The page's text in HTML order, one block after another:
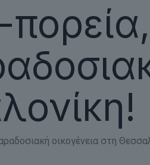
οικογένεια στη